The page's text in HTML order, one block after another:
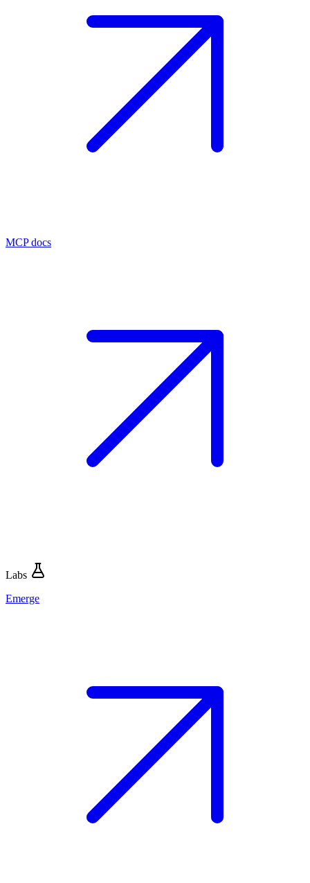
MCP docs
Labs
Emerge